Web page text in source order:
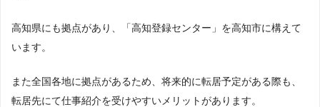
高知県にも拠点があり、「高知登録センター」を高知市に構えて
います。
また全国各地に拠点があるため、将来的に転居予定がある際も、
転居先にて仕事紹介を受けやすいメリットがあります。